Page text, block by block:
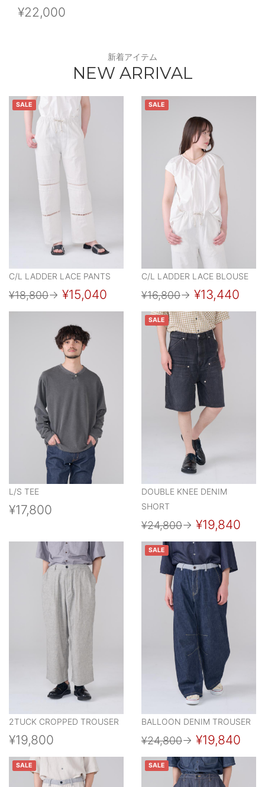
¥22,000
新着アイテム
NEW ARRIVAL
SALE
C/L LADDER LACE PANTS
¥18,800→ ¥15,040
SALE
C/L LADDER LACE BLOUSE
¥16,800→ ¥13,440
L/S TEE
¥17,800
SALE
DOUBLE KNEE DENIM
SHORT
¥24,800→ ¥19,840
2TUCK CROPPED TROUSER
¥19,800
SALE
BALLOON DENIM TROUSER
¥24,800→ ¥19,840
SALE SALE